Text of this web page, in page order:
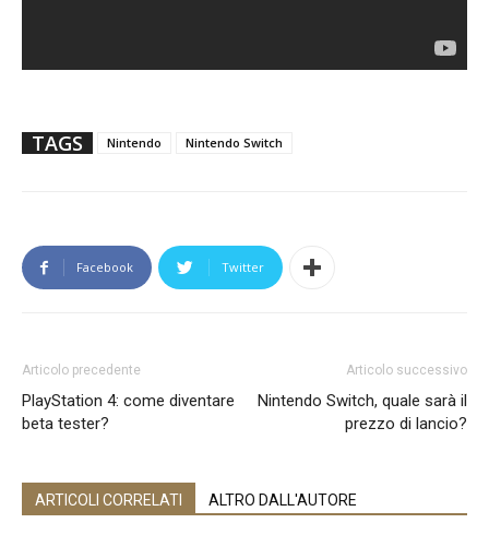
TAGS Nintendo Nintendo Switch
Facebook Twitter
Articolo precedente
PlayStation 4: come diventare
beta tester?
Articolo successivo
Nintendo Switch, quale sarà il
prezzo di lancio?
ARTICOLI CORRELATI ALTRO DALL'AUTORE